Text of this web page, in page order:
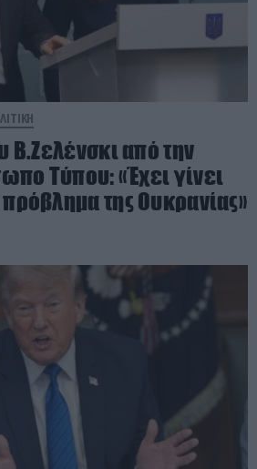
Β.Ζελένσκι από την
Τύπου: «Έχει γίνει
της Ουκρανίας»